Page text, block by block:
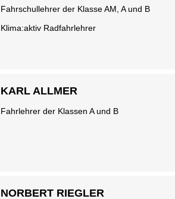
Fahrschullehrer der Klasse AM, A und B
Klima:aktiv Radfahrlehrer
KARL ALLMER
Fahrlehrer der Klassen A und B
NORBERT RIEGLER